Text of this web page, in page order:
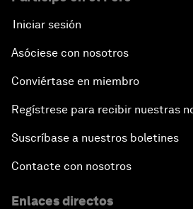
Iniciar sesión
Asóciese con nosotros
Conviértase en miembro
Regístrese para recibir nuestras
Suscríbase a nuestros boletines
Contacte con nosotros
Enlaces directos